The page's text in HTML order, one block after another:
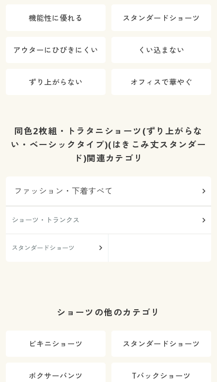
機能性に優れる スタンダードショーツ
アウターにひびきにくい くい込まない
ずり上がらない オフィスで華やぐ
同色2枚組・トラタニショーツ(ずり上がらな
い・ベーシックタイプ)(はきこみ丈スタンダー
ド)関連カテゴリ
ファッション・下着すべて
ショーツ・トランクス
スタンダードショーツ
ショーツの他のカテゴリ
ビキニショーツ スタンダードショーツ
ボクサーパンツ Tバックショーツ